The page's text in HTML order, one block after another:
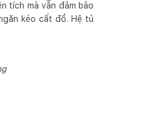
tích mà vẫn đảm bảo
kéo cất đồ. Hệ tủ